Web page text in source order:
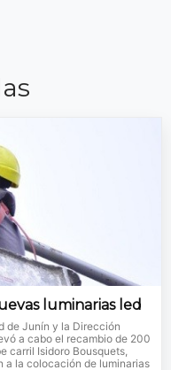
luminarias led
de Junín y la Dirección
a cabo el recambio de 200
carril Isidoro Bousquets,
a la colocación de luminarias